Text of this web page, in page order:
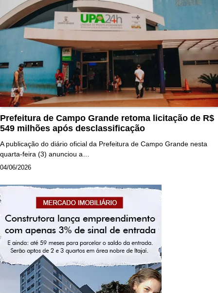
Prefeitura de Campo Grande retoma licitação de R$
549 milhões após desclassificação
A publicação do diário oficial da Prefeitura de Campo Grande nesta
quarta-feira (3) anunciou a…
04/06/2026